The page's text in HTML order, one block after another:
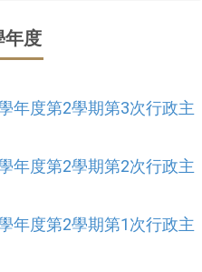
年度
年度第2學期第3次行政主
年度第2學期第2次行政主
年度第2學期第1次行政主